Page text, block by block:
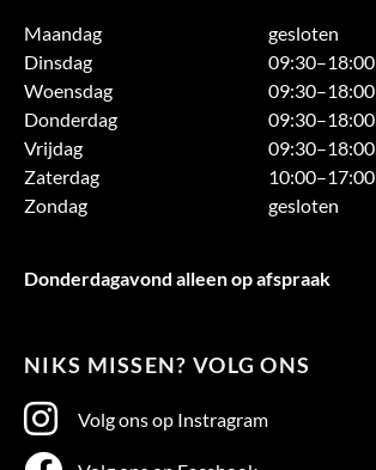
Maandag
gesloten
Dinsdag
09:30–18:00
Woensdag
09:30–18:00
Donderdag
09:30–18:00
Vrijdag
09:30–18:00
Zaterdag
10:00–17:00
Zondag
gesloten
Donderdagavond alleen op afspraak
NIKS MISSEN? VOLG ONS
Volg ons op Instragram